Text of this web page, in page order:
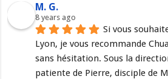
M. G.
8 years ago
Si vous
Lyon, je vous recommande
sans hésitation. Sous la
patiente de Pierre, disciple de